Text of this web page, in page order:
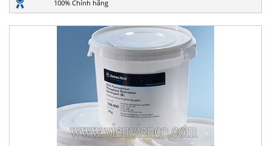
100% Chính hãng